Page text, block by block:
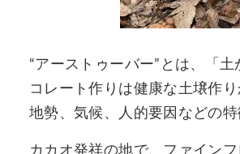
“アーストゥーバー”とは、「
コレート作りは健康な土壌作
地勢、気候、人的要因などの
カカオ発祥の地で、ファイン